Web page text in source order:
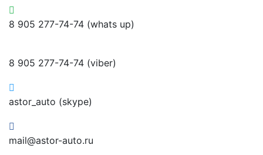
8 905 277-74-74 (whats up)
8 905 277-74-74 (viber)
astor_auto (skype)
mail@astor-auto.ru